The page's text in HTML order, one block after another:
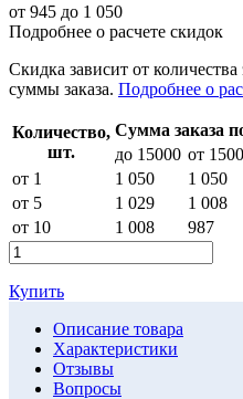
от 945 до 1 050
Подробнее о расчете скидок
Скидка зависит от
суммы заказа. Подробнее о
Количество,
шт.
Сумма заказа
до 15000 от
от 1
1 050 1 050
от 5
1 029 1 008
от 10
1 008 987
Купить
Описание товара
Характеристики
Отзывы
Вопросы